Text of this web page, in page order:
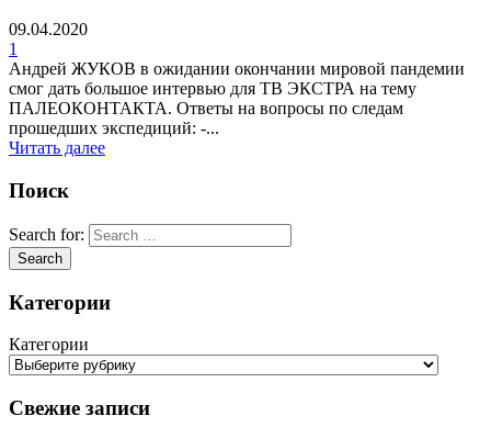
09.04.2020
1
Андрей ЖУКОВ в ожидании окончании мировой пандемии
смог дать большое интервью для ТВ ЭКСТРА на тему
ПАЛЕОКОНТАКТА. Ответы на вопросы по следам
прошедших экспедиций: -...
Читать далее
Поиск
Search for:
Категории
Категории
Свежие записи